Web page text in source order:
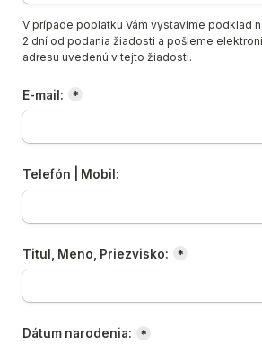
V prípade poplatku Vám vystavíme podklad
2 dní od podania žiadosti a pošleme
adresu uvedenú v tejto žiadosti.
E-mail: *
Telefón | Mobil:
Titul, Meno, Priezvisko: *
Dátum narodenia: *